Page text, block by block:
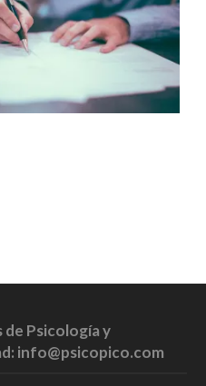
de Psicología y
info@psicopico.com